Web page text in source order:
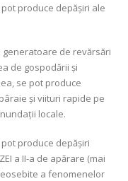
produce depășiri ale
generatoare de revărsări
de gospodării şi
se pot produce
și viituri rapide pe
locale.
produce depășiri
a II-a de apărare (mai
a fenomenelor